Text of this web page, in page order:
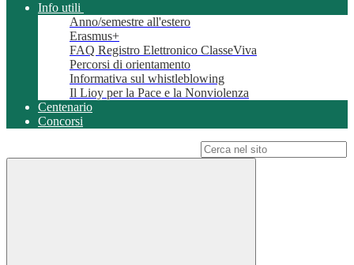
Info utili
Anno/semestre all'estero
Erasmus+
FAQ Registro Elettronico ClasseViva
Percorsi di orientamento
Informativa sul whistleblowing
Il Lioy per la Pace e la Nonviolenza
Centenario
Concorsi